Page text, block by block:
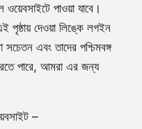
পাওয়া যাবে।
পৃষ্ঠায় দেওয়া লিঙ্কে লগইন
এবং তাদের পশ্চিমবঙ্গ
পারে, আমরা এর জন্য
–